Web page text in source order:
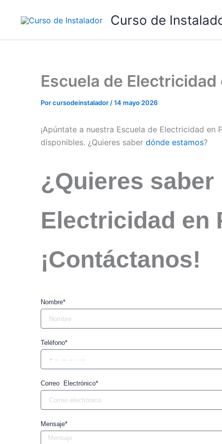
Curso de
Escuela de
Porcursodeinstalador /14 mayo 2026
¡Apúntate a nuestra Escuela de Electricidad en
disponibles. ¿Quieres saber dónde estamos?
¿Quieres
Electricidad en
¡Contáctanos!
Nombre*
Teléfono*
Correo Electrónico*
Mensaje*